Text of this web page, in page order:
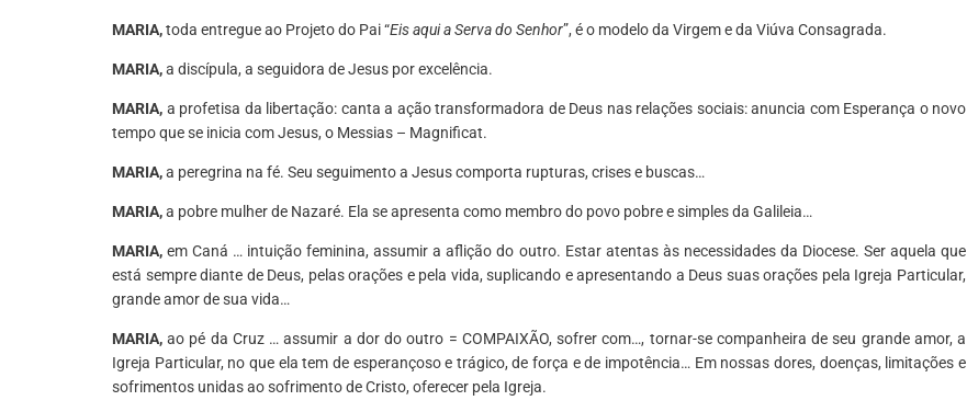
MARIA,toda entregue ao Projeto do Pai “Eis aqui a Serva do Senhor”, é o modelo da Virgem e da Viúva Consagrada.
MARIA,a discípula, a seguidora de Jesus por excelência.
MARIA, a profetisa da libertação: canta a ação transformadora de Deus nas relações sociais: anuncia com Esperança o novo
tempo que se inicia com Jesus, o Messias – Magnificat.
MARIA,a peregrina na fé. Seu seguimento a Jesus comporta rupturas, crises e buscas…
MARIA,a pobre mulher de Nazaré. Ela se apresenta como membro do povo pobre e simples da Galileia…
MARIA,em Caná … intuição feminina, assumir a aflição do outro. Estar atentas às necessidades da Diocese. Ser aquela que
está sempre diante de Deus, pelas orações e pela vida, suplicando e apresentando a Deus suas orações pela Igreja Particular,
grande amor de sua vida…
MARIA,ao pé da Cruz … assumir a dor do outro = COMPAIXÃO, sofrer com…, tornar-se companheira de seu grande amor, a
Igreja Particular, no que ela tem de esperançoso e trágico, de força e de impotência… Em nossas dores, doenças, limitações e
sofrimentos unidas ao sofrimento de Cristo, oferecer pela Igreja.